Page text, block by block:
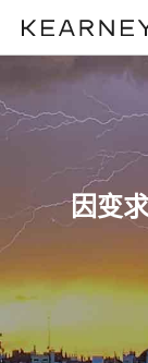
因变